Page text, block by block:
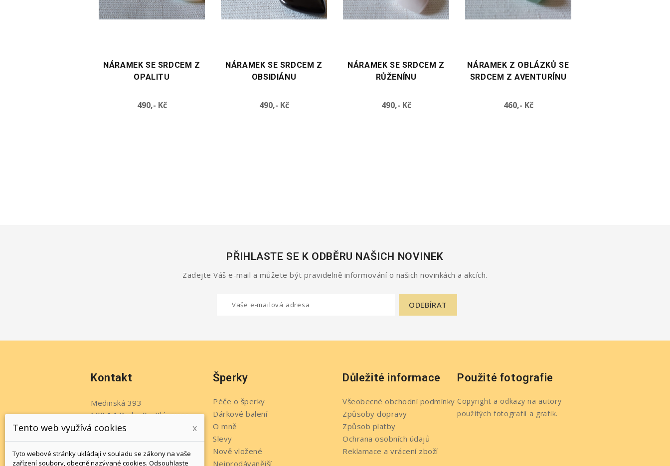
NÁRAMEK SE SRDCEM Z
OBSIDIÁNU
490,- KčCena
NÁRAMEK SE SRDCEM Z
RŮŽENÍNU
490,- KčCena
NÁRAMEK Z OBLÁZKŮ SE
SRDCEM Z AVENTURÍNU
460,- KčCena
NÁRAMEK SE SRDCEM Z
AVENTURÍNU
460,- KčCena
PŘIHLASTE SE K ODBĚRU NAŠICH NOVINEK
Zadejte Váš e-mail a můžete být pravidelně informování o našich novinkách a akcích.
Kontakt
Medinská 393
190 14 Praha 9 - Klánovice
Česko
Telefon: +420 737 215 611
Napište nám:
Šperky
Péče o šperky
Dárkové balení
O mně
Slevy
Nově vložené
Nejprodávanější
Důležité informace
Všeobecné obchodní podmínky
Způsoby dopravy
Způsob platby
Ochrana osobních údajů
Reklamace a vrácení zboží
Použité fotografie
Copyright a odkazy na autory
použitých fotografií a grafik.
Tento web využívá cookies x
Tyto webové stránky ukládají v souladu se zákony na vaše
zařízení soubory, obecně nazývané cookies. Odsouhlaste